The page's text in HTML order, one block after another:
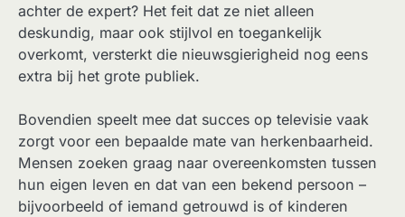
achter de expert? Het feit dat ze niet alleen
deskundig, maar ook stijlvol en toegankelijk
overkomt, versterkt die nieuwsgierigheid nog eens
extra bij het grote publiek.
Bovendien speelt mee dat succes op televisie vaak
zorgt voor een bepaalde mate van herkenbaarheid.
Mensen zoeken graag naar overeenkomsten tussen
hun eigen leven en dat van een bekend persoon –
bijvoorbeeld of iemand getrouwd is of kinderen